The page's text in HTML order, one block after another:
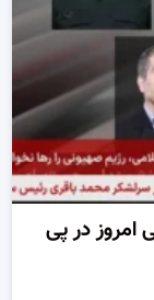
امروز در پی